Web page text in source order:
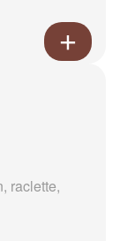
raclette,